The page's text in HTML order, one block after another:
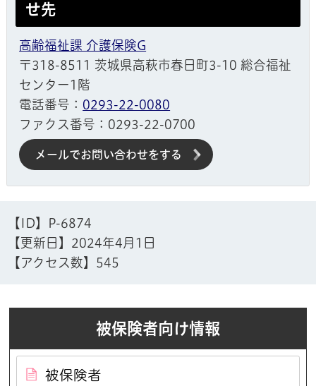
せ先
高齢福祉課 介護保険G
〒318-8511 茨城県高萩市春日町3-10 総合福祉
センター1階
電話番号： 0293-22-0080
ファクス番号：0293-22-0700
メールでお問い合わせをする
【ID】
P-6874
【更新日】 2024年4月1日
【アクセス数】
545
被保険者向け情報
被保険者